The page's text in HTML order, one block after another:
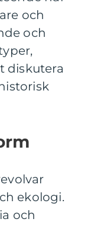
och
och
diskutera
ekologi.
och